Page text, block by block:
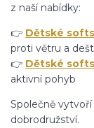
z naší nabídky:
👉 Dětské
proti větru a
👉 Dětské
aktivní pohyb
Společně
dobrodružství.